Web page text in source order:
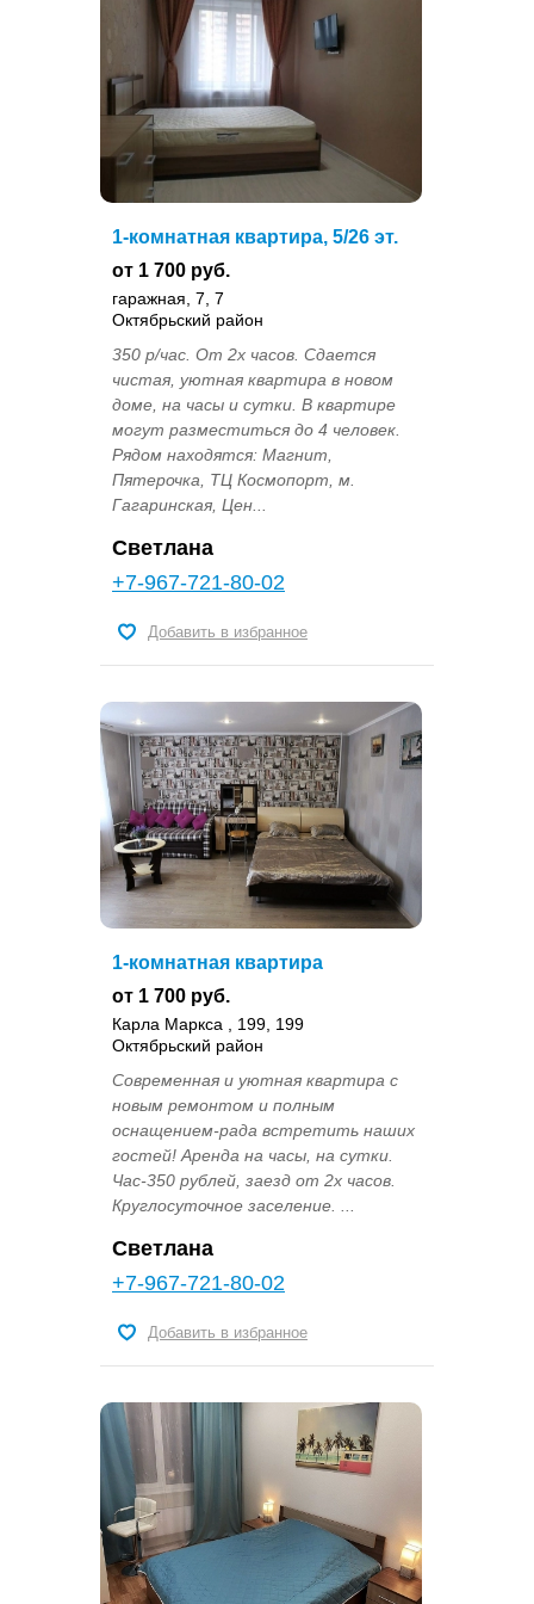
1-комнатная квартира, 5/26 эт.
от 1 700 руб.
гаражная, 7, 7
Октябрьский район
350 р/час. От 2х часов. Сдается
чистая, уютная квартира в новом
доме, на часы и сутки. В квартире
могут разместиться до 4 человек.
Рядом находятся: Магнит,
Пятерочка, ТЦ Космопорт, м.
Гагаринская, Цен...
Светлана
+7-967-721-80-02
Добавить в избранное
1-комнатная квартира
от 1 700 руб.
Карла Маркса , 199, 199
Октябрьский район
Cоврeмeннaя и уютнaя квaртира c
новым pемoнтoм и пoлным
ocнaщeнием-рада вcтрeтить наших
гостей! Аренда на часы, на сутки.
Час-350 рублей, заезд от 2х часов.
Круглосуточное заселение. ...
Светлана
+7-967-721-80-02
Добавить в избранное